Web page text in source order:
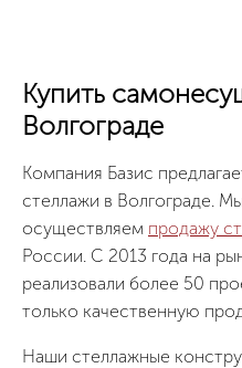
Купить
Волгограде
Компания Базис
стеллажи в Волгограде.
осуществляем продажу
России. С 2013 года на
реализовали более 50
только качественную
Наши стеллажные